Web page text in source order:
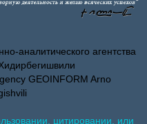
аналитического агентства
GEOINFORM Arno
цитировании, или